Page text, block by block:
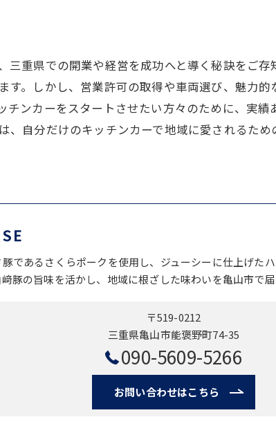
三重県での開業や経営を成功へと導く秘訣をご
す。しかし、営業許可の取得や車両選び、魅力
チンカーをスタートさせたい方々のために、実
、自分だけのキッチンカーで地域に愛されるた
であるさくらポークを使用し、ジューシーに仕上げた
豚の旨味を活かし、地域に根ざした味わいを亀山市で届
〒519-0212
三重県亀山市能褒野町74-35
090-5609-5266
お問い合わせはこちら